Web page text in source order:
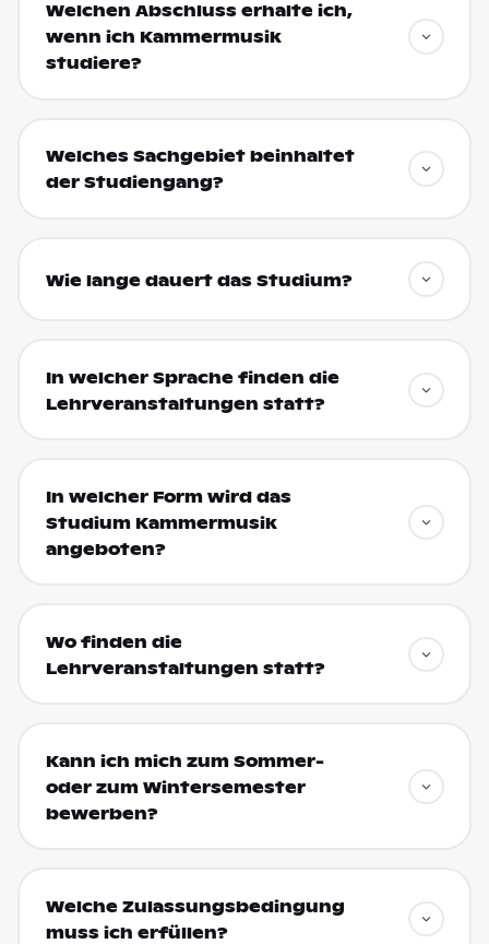
Welchen Abschluss erhalte ich,
wenn ich Kammermusik
studiere?
Welches Sachgebiet beinhaltet
der Studiengang?
Wie lange dauert das Studium?
In welcher Sprache finden die
Lehrveranstaltungen statt?
In welcher Form wird das
Studium Kammermusik
angeboten?
Wo finden die
Lehrveranstaltungen statt?
Kann ich mich zum Sommer-
oder zum Wintersemester
bewerben?
Welche Zulassungsbedingung
muss ich erfüllen?